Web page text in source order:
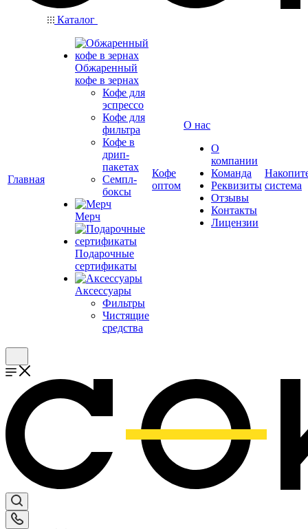
Главная
Каталог
Обжаренный
кофе в зернах
Кофе для
эспрессо
Кофе для
фильтра
Кофе в
дрип-
пакетах
Семпл-
боксы
Мерч
Подарочные
сертификаты
Аксессуары
Фильтры
Чистящие
средства
Кофе
оптом
О нас
О
компании
Команда
Реквизиты
Отзывы
Контакты
Лицензии
система